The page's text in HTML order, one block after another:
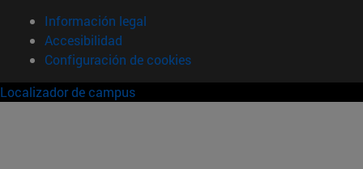
Información legal
Accesibilidad
Configuración de cookies
Localizador de campus